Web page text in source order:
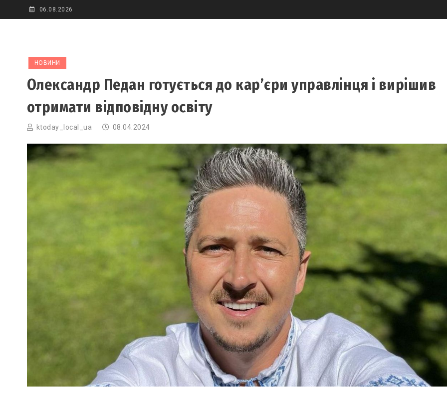
to
06.08.2026
НОВИНИ
Олександр Педан готується до кар’єри управлінця і вирішив
отримати відповідну освіту
ktoday_local_ua 08.04.2024